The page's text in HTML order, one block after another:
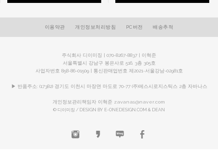
이용약관 개인정보처리방침 PC버전 배송추적
주식회사 디이미징 | 070-8267-8837 | 이혁준
서울특별시 강남구 봉은사로 516, 3층 305호
사업자번호 858-86-01509 | 통신판매업번호 제2021-서울강남-02981호
▶ 반품주소: (17382) 경기도 이천시 마장면 마도로 70-77 (주)에스시로지스틱스 2층 자바나스
개인정보관리책임자 이혁준 zavanas@naver.com
© 디이미징 / DESIGN BY E-ONEDESIGN.COM & DEAN